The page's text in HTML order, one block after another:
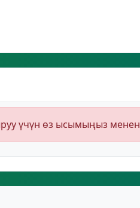
үчүн өз ысымыңыз менен